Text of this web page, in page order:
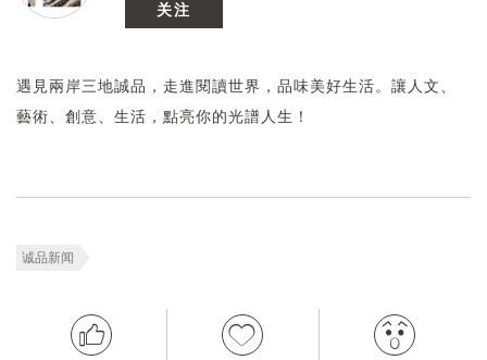
关注
遇見兩岸三地誠品，走進閱讀世界，品味美好生活。讓人文、
藝術、創意、生活，點亮你的光譜人生！
诚品新闻